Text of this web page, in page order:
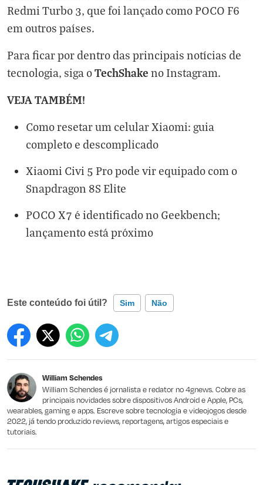
Redmi Turbo 3, que foi lançado como POCO F6
em outros países.
Para ficar por dentro das principais notícias de
tecnologia, siga oTechShake no Instagram.
VEJA TAMBÉM!
Como resetar um celular Xiaomi: guia
completo e descomplicado
Xiaomi Civi 5 Pro pode vir equipado com o
Snapdragon 8S Elite
POCO X7 é identificado no Geekbench;
lançamento está próximo
Este conteúdo foi útil? Sim Não
Este conteúdo contém informação incorreta
Outro
William Schendes
William Schendes é jornalista e redator no 4gnews. Cobre as
principais novidades sobre dispositivos Android e Apple, PCs,
wearables, gaming e apps. Escreve sobre tecnologia e videojogos desde
2022, já tendo produzido reviews, reportagens, artigos especiais e
tutoriais.